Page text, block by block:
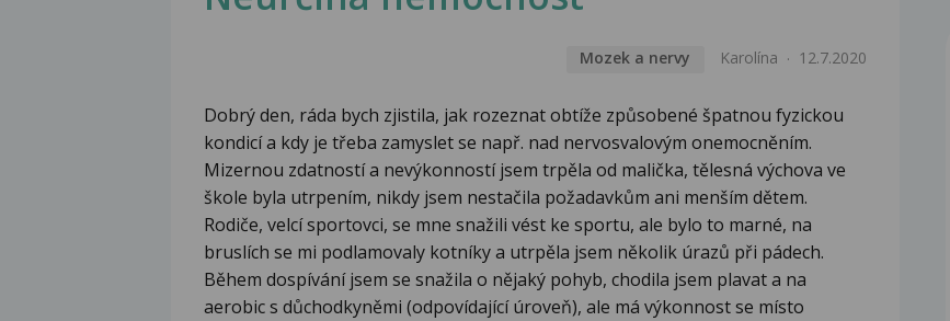
Mozek a nervy Karolína 12.7.2020
Dobrý den, ráda bych zjistila, jak rozeznat obtíže způsobené špatnou fyzickou
kondicí a kdy je třeba zamyslet se např. nad nervosvalovým onemocněním.
Mizernou zdatností a nevýkonností jsem trpěla od malička, tělesná výchova ve
škole byla utrpením, nikdy jsem nestačila požadavkům ani menším dětem.
Rodiče, velcí sportovci, se mne snažili vést ke sportu, ale bylo to marné, na
bruslích se mi podlamovaly kotníky a utrpěla jsem několik úrazů při pádech.
Během dospívání jsem se snažila o nějaký pohyb, chodila jsem plavat a na
aerobic s důchodkyněmi (odpovídající úroveň), ale má výkonnost se místo